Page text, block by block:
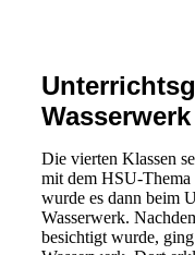
Wasserwerk
Die vierten Klassen
mit dem HSU-Thema
wurde es dann beim
Wasserwerk.
besichtigt wurde,